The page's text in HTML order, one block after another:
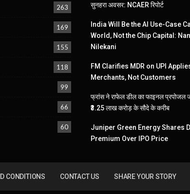
263
169
155
118
99
66
60
सुनहरा अवसर: NCAER रिपोर्ट
India Will Be the AI Use-Case
World, Not the Chip Capital:
Nilekani
FM Clarifies MDR on UPI
Merchants, Not Customers
फ्रांस ने राफेल डील का फाइनल प्रपोजल
₹3.25 लाख करोड़ के सौदे के करीब
Juniper Green Energy Shares
Premium Over IPO Price
CONDITIONS CONTACT US SHARE YOUR STORY